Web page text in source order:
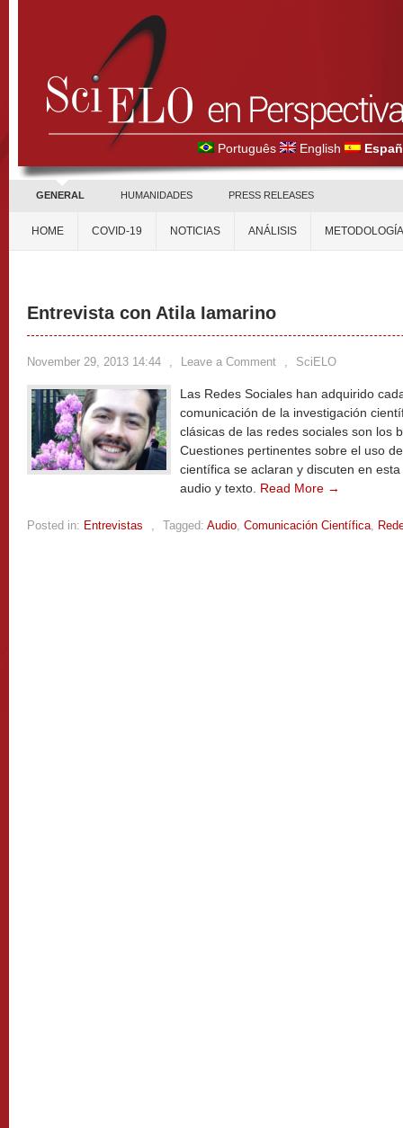
Português English
GENERAL HUMANIDADES PRESS RELEASES
HOME COVID-19 NOTICIAS ANÁLISIS METODOLOGÍA
Entrevista con Atila Iamarino
November 29, 2013 14:44 , Leave a Comment , SciELO
Las Redes Sociales han adquirido
comunicación de la investigación
clásicas de las redes sociales son los
Cuestiones pertinentes sobre el uso
científica se aclaran y discuten en
audio y texto. Read More →
Posted in: Entrevistas , Tagged: Audio, Comunicación Científica,